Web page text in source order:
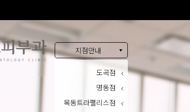
지점안내
도곡점
명동점
목동트라팰리스점